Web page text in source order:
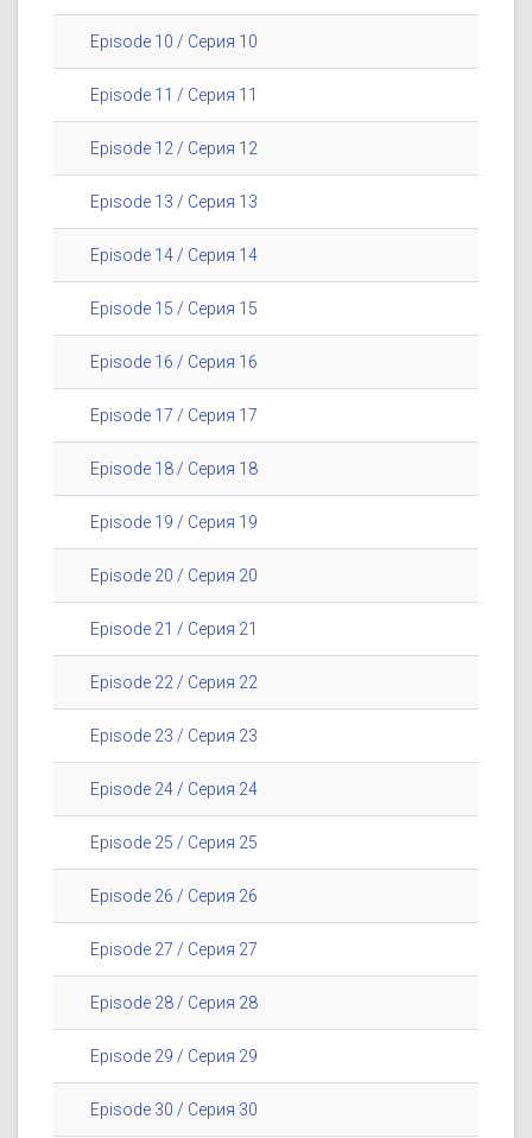
Episode 10 / Серия 10
Episode 11 / Серия 11
Episode 12 / Серия 12
Episode 13 / Серия 13
Episode 14 / Серия 14
Episode 15 / Серия 15
Episode 16 / Серия 16
Episode 17 / Серия 17
Episode 18 / Серия 18
Episode 19 / Серия 19
Episode 20 / Серия 20
Episode 21 / Серия 21
Episode 22 / Серия 22
Episode 23 / Серия 23
Episode 24 / Серия 24
Episode 25 / Серия 25
Episode 26 / Серия 26
Episode 27 / Серия 27
Episode 28 / Серия 28
Episode 29 / Серия 29
Episode 30 / Серия 30